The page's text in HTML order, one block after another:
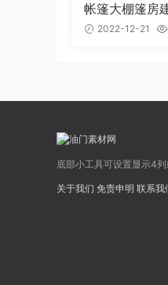
帐篷大棚篷房
类网站
2022-12-21
底部小工具可设置显示4
关于我们 免责申明 联系我